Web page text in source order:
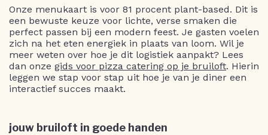
Onze menukaart is voor 81 procent plant-based. Dit is
een bewuste keuze voor lichte, verse smaken die
perfect passen bij een modern feest. Je gasten voelen
zich na het eten energiek in plaats van loom. Wil je
meer weten over hoe je dit logistiek aanpakt? Lees
dan onze gids voor pizza catering op je bruiloft. Hierin
leggen we stap voor stap uit hoe je van je diner een
interactief succes maakt.
jouw bruiloft in goede handen